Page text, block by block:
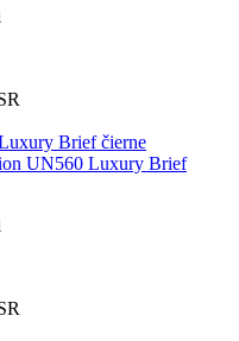
UN560 Luxury Brief